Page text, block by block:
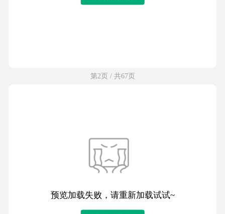
第2页 / 共67页
预览加载失败，请重新加载试试~